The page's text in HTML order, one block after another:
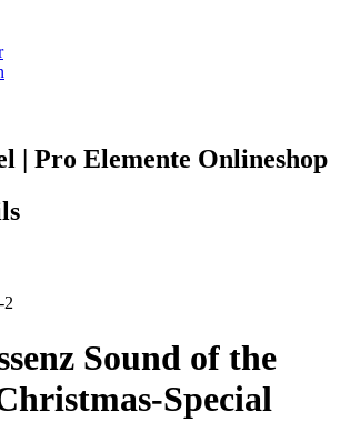
| Pro Elemente Onlineshop
2
Sound of the
Special